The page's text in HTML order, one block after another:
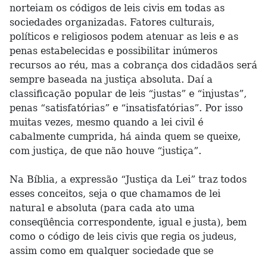
norteiam os códigos de leis civis em todas as
sociedades organizadas. Fatores culturais,
políticos e religiosos podem atenuar as leis e as
penas estabelecidas e possibilitar inúmeros
recursos ao réu, mas a cobrança dos cidadãos será
sempre baseada na justiça absoluta. Daí a
classificação popular de leis “justas” e “injustas”,
penas “satisfatórias” e “insatisfatórias”. Por isso
muitas vezes, mesmo quando a lei civil é
cabalmente cumprida, há ainda quem se queixe,
com justiça, de que não houve “justiça”.
Na Bíblia, a expressão “Justiça da Lei” traz todos
esses conceitos, seja o que chamamos de lei
natural e absoluta (para cada ato uma
conseqüência correspondente, igual e justa), bem
como o código de leis civis que regia os judeus,
assim como em qualquer sociedade que se